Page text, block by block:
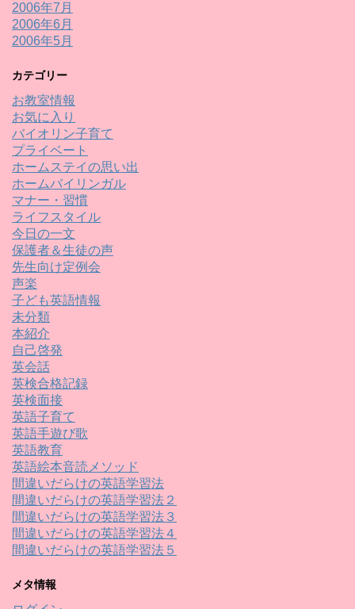
2006年7月
2006年6月
2006年5月
カテゴリー
お教室情報
お気に入り
バイオリン子育て
プライベート
ホームステイの思い出
ホームバイリンガル
マナー・習慣
ライフスタイル
今日の一文
保護者＆生徒の声
先生向け定例会
声楽
子ども英語情報
未分類
本紹介
自己啓発
英会話
英検合格記録
英検面接
英語子育て
英語手遊び歌
英語教育
英語絵本音読メソッド
間違いだらけの英語学習法
間違いだらけの英語学習法２
間違いだらけの英語学習法３
間違いだらけの英語学習法４
間違いだらけの英語学習法５
メタ情報